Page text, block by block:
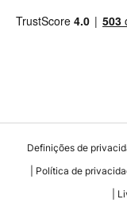
Definições de
Política de